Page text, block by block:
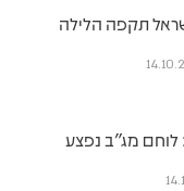
תקפה הלילה
לוחם מג"ב נפצע